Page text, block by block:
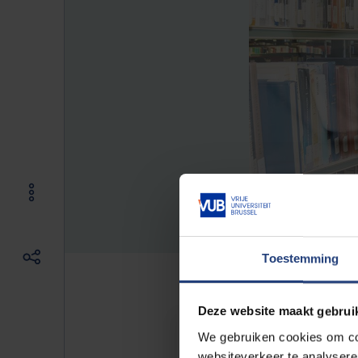
Toestemming
Deze website maakt
We gebruiken cookies om
Reglementen